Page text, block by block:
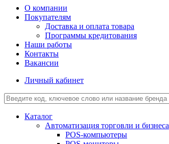
О компании
Покупателям
Доставка и оплата товара
Программы кредитования
Наши работы
Контакты
Вакансии
Личный кабинет
Каталог
Автоматизация торговли и бизнеса
POS-компьютеры